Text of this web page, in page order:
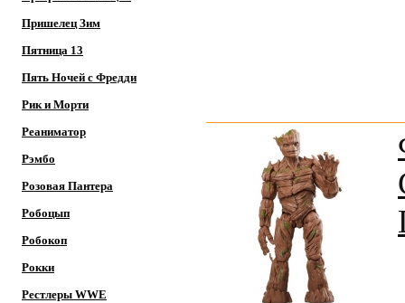
Пришелец Зим
Пятница 13
Пять Ночей с Фредди
Рик и Морти
Реаниматор
Рэмбо
Розовая Пантера
Робоцып
Робокоп
Рокки
Рестлеры WWE